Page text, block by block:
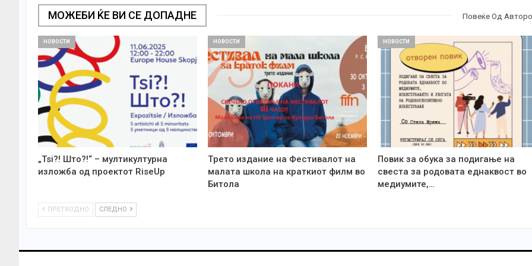
МОЖЕБИ ЌЕ ВИ СЕ ДОПАДНЕ Повеќе Од
НОВОСТИ
„Tsi?! Што?!“ – мултикултурна
изложба од проектот RiseUp
НОВОСТИ
Tрето издание на Фестивалот на
малата школа на краткиот филм во
Битола
НОВОСТИ
Повик за обука за подигање на
свеста за родовата еднаквост во
медиумите,…
ПРЕТХОДНО СЛЕДНО